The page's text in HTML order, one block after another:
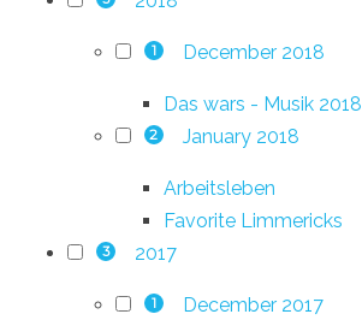
1 December 2018
Das wars - Musik 2018
2 January 2018
Arbeitsleben
Favorite Limmericks
3 2017
1 December 2017